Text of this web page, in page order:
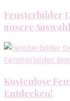
Fensterbilder
unsere Auswahl
Fensterbilder
Kostenlose
Entdecken!